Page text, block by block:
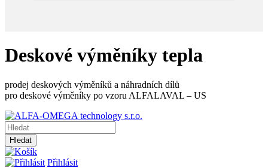
Deskové výměníky tepla
prodej deskových výměníků a náhradních dílů
pro deskové výměníky po vzoru ALFALAVAL – US
Hledat
Přihlásit